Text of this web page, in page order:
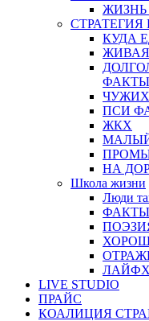
КУДА
ЧУЖИХ
ПСИ
ЖКХ
НА
Школа жизни
Люди
ФАКТЫ
LIVE STUDIO
ПРАЙС
КОАЛИЦИЯ